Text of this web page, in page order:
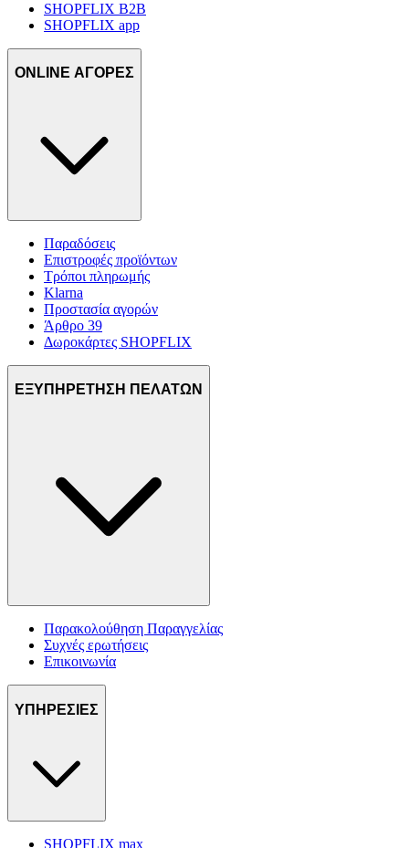
SHOPFLIX B2B
SHOPFLIX app
ONLINE ΑΓΟΡΕΣ
Παραδόσεις
Επιστροφές προϊόντων
Τρόποι πληρωμής
Klarna
Προστασία αγορών
Άρθρο 39
Δωροκάρτες SHOPFLIX
ΕΞΥΠΗΡΕΤΗΣΗ ΠΕΛΑΤΩΝ
Παρακολούθηση Παραγγελίας
Συχνές ερωτήσεις
Επικοινωνία
ΥΠΗΡΕΣΙΕΣ
SHOPFLIX max